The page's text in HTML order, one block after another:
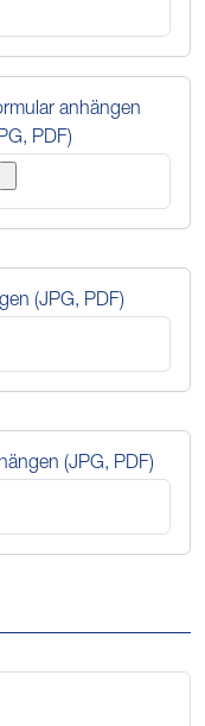
anhängen
PDF)
(JPG, PDF)
(JPG, PDF)